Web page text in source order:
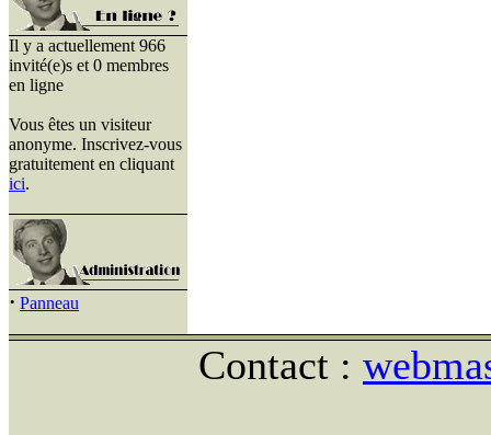
Il y a actuellement 966
invité(e)s et 0 membres
en ligne
Vous êtes un visiteur
anonyme. Inscrivez-vous
gratuitement en cliquant
ici.
· Panneau
Contact :